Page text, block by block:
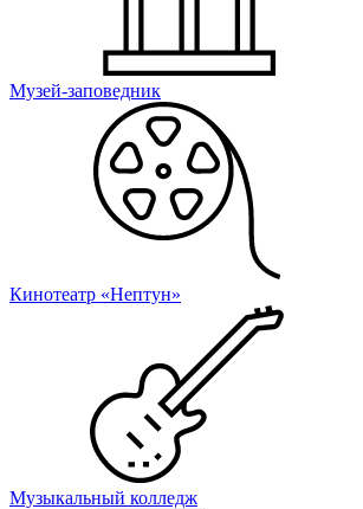
Музей-заповедник
Кинотеатр «Нептун»
Музыкальный колледж